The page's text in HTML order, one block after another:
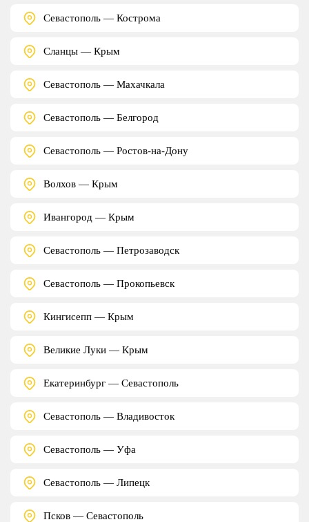
Севастополь — Кострома
Сланцы — Крым
Севастополь — Махачкала
Севастополь — Белгород
Севастополь — Ростов-на-Дону
Волхов — Крым
Ивангород — Крым
Севастополь — Петрозаводск
Севастополь — Прокопьевск
Кингисепп — Крым
Великие Луки — Крым
Екатеринбург — Севастополь
Севастополь — Владивосток
Севастополь — Уфа
Севастополь — Липецк
Псков — Севастополь